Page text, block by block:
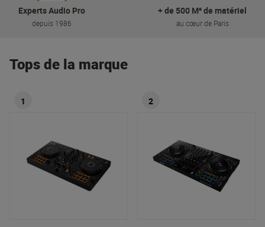
Experts Audio Pro
depuis 1986
+ de 500 M² de matériel
au cœur de Paris
Tops de la marque
1 2